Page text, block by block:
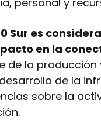
Sur es
en la
de la producción
de la
sobre la